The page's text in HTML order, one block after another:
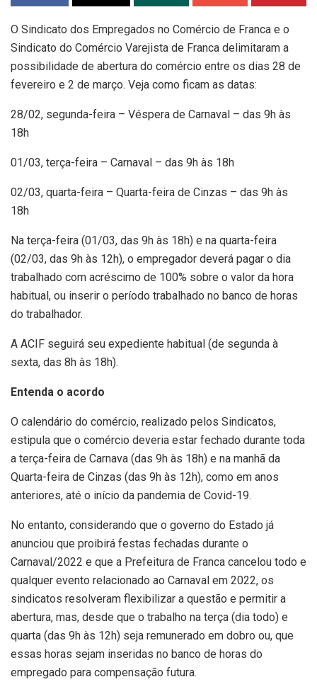
O Sindicato dos Empregados no Comércio de Franca e o
Sindicato do Comércio Varejista de Franca delimitaram a
possibilidade de abertura do comércio entre os dias 28 de
fevereiro e 2 de março. Veja como ficam as datas:
28/02, segunda-feira – Véspera de Carnaval – das 9h às
18h
01/03, terça-feira – Carnaval – das 9h às 18h
02/03, quarta-feira – Quarta-feira de Cinzas – das 9h às
18h
Na terça-feira (01/03, das 9h às 18h) e na quarta-feira
(02/03, das 9h às 12h), o empregador deverá pagar o dia
trabalhado com acréscimo de 100% sobre o valor da hora
habitual, ou inserir o período trabalhado no banco de horas
do trabalhador.
A ACIF seguirá seu expediente habitual (de segunda à
sexta, das 8h às 18h).
Entenda o acordo
O calendário do comércio, realizado pelos Sindicatos,
estipula que o comércio deveria estar fechado durante toda
a terça-feira de Carnava (das 9h às 18h) e na manhã da
Quarta-feira de Cinzas (das 9h às 12h), como em anos
anteriores, até o início da pandemia de Covid-19.
No entanto, considerando que o governo do Estado já
anunciou que proibirá festas fechadas durante o
Carnaval/2022 e que a Prefeitura de Franca cancelou todo e
qualquer evento relacionado ao Carnaval em 2022, os
sindicatos resolveram flexibilizar a questão e permitir a
abertura, mas, desde que o trabalho na terça (dia todo) e
quarta (das 9h às 12h) seja remunerado em dobro ou, que
essas horas sejam inseridas no banco de horas do
empregado para compensação futura.